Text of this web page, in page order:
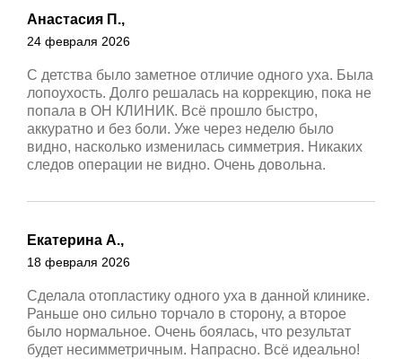
Анастасия П.,
24 февраля 2026
С детства было заметное отличие одного уха. Была
лопоухость. Долго решалась на коррекцию, пока не
попала в ОН КЛИНИК. Всё прошло быстро,
аккуратно и без боли. Уже через неделю было
видно, насколько изменилась симметрия. Никаких
следов операции не видно. Очень довольна.
Екатерина А.,
18 февраля 2026
Сделала отопластику одного уха в данной клинике.
Раньше оно сильно торчало в сторону, а второе
было нормальное. Очень боялась, что результат
будет несимметричным. Напрасно. Всё идеально!